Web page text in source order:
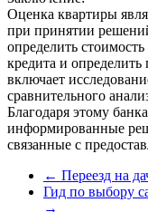
Оценка квартиры
при принятии
определить
кредита и
включает
сравнительного
Благодаря этому
информированные
связанные с
← Переезд на
Гид по выбору
→